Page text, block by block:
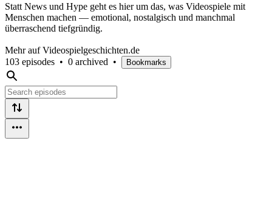
Statt News und Hype geht es hier um das, was Videospiele mit
Menschen machen — emotional, nostalgisch und manchmal
überraschend tiefgründig.
Mehr auf Videospielgeschichten.de
103 episodes • 0 archived • Bookmarks